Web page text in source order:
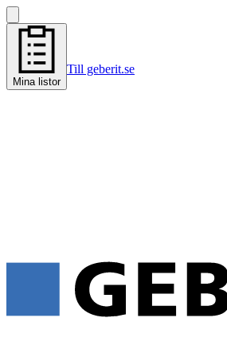
Mina listor
Till geberit.se